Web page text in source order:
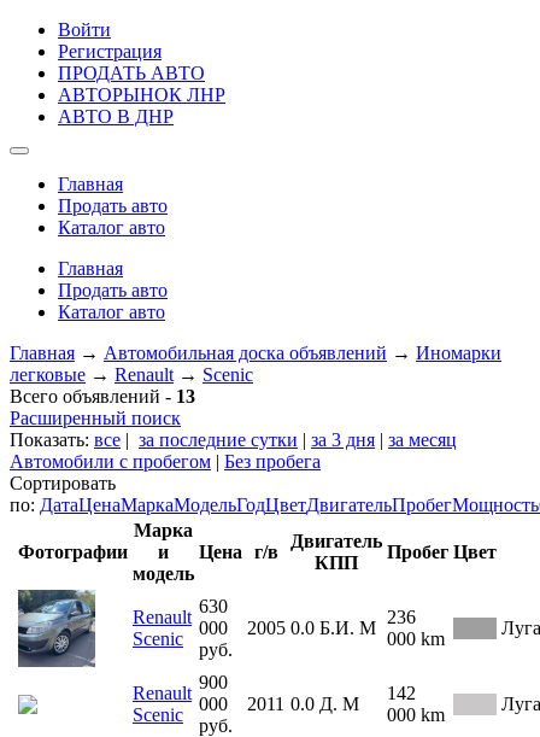
Войти
Регистрация
ПРОДАТЬ АВТО
АВТОРЫНОК ЛНР
АВТО В ДНР
Главная
Продать авто
Каталог авто
Главная
Продать авто
Каталог авто
Главная → Автомобильная доска объявлений → Иномарки
легковые → Renault → Scenic
Всего объявлений - 13
Расширенный поиск
Показать: все | за последние сутки | за 3 дня | за месяц
Автомобили с пробегом | Без пробега
Сортировать
по: ДатаЦенаМаркаМодельГодЦветДвигательПробегМощность
Фотографии
Марка
и
модель
Цена г/в
Двигатель
КПП
Пробег Цвет
Renault
Scenic
630
000
руб.
2005 0.0 Б.И. М
236
000 km
Renault
Scenic
900
000
руб.
2011 0.0 Д. М
142
000 km